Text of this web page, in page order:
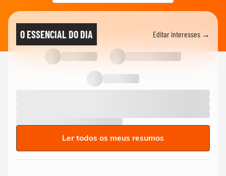
O ESSENCIAL DO DIA Editar interesses →
Ler todos os meus resumos